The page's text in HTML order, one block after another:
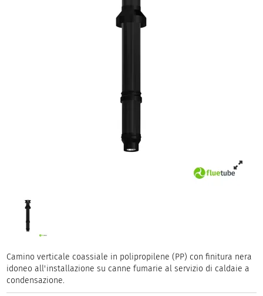
Camino verticale coassiale in polipropilene (PP) con finitura nera
idoneo all'installazione su canne fumarie al servizio di caldaie a
condensazione.